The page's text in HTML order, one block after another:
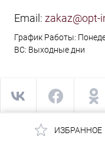
Email: zakaz@opt-
График Работы:
ВС: Выходные дни
ИЗБРАННОЕ